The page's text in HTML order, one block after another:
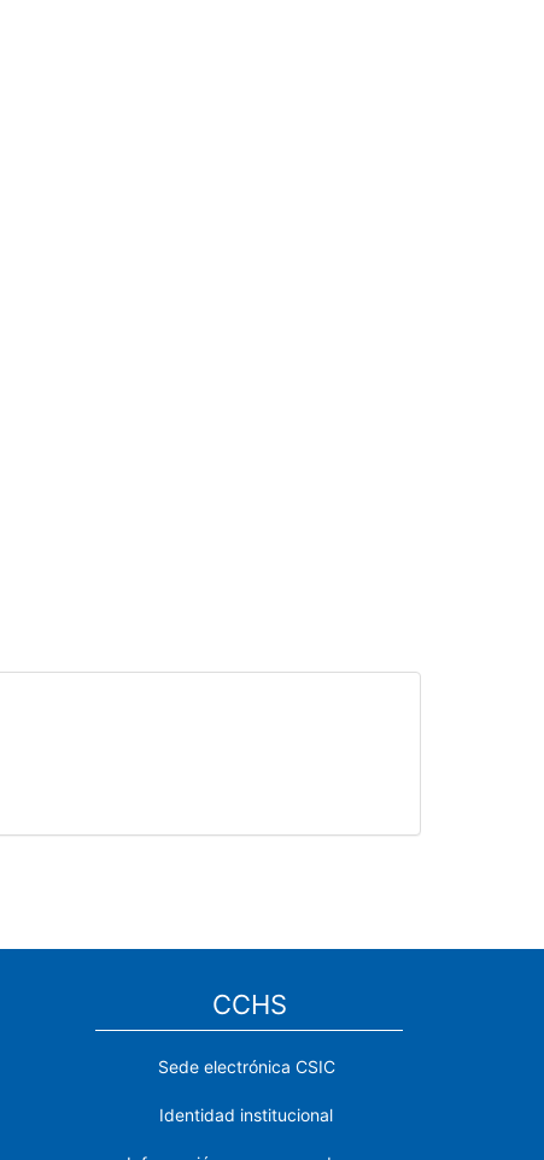
CCHS
Sede electrónica CSIC
Identidad institucional